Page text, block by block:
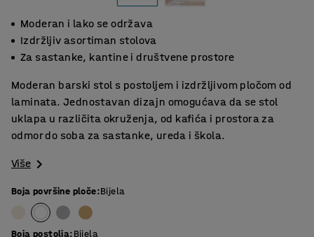
Moderan i lako se održava
Izdržljiv asortiman stolova
Za sastanke, kantine i društvene prostore
Moderan barski stol s postoljem i izdržljivom pločom od
laminata. Jednostavan dizajn omogućava da se stol
uklapa u različita okruženja, od kafića i prostora za
odmor do soba za sastanke, ureda i škola.
Više
Boja površine ploče:Bijela
Boja postolja:Bijela